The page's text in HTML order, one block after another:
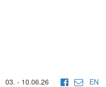
03. - 10.06.26
EN